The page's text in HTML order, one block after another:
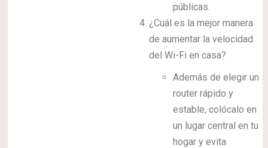
públicas.
¿Cuál es la mejor manera
de aumentar la velocidad
del Wi-Fi en casa?
Además de elegir un
router rápido y
estable, colócalo en
un lugar central en tu
hogar y evita